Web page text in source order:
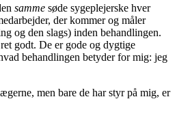
samme søde sygeplejerske hver
der kommer og måler
og den slags) inden behandlingen.
godt. De er gode og dygtige
behandlingen betyder for mig: jeg
men bare de har styr på mig, er